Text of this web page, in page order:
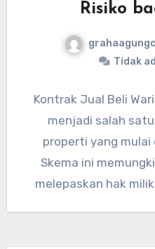
Risiko
Tidak
Kontrak Jual Beli
menjadi salah
properti yang
Skema ini
melepaskan hak